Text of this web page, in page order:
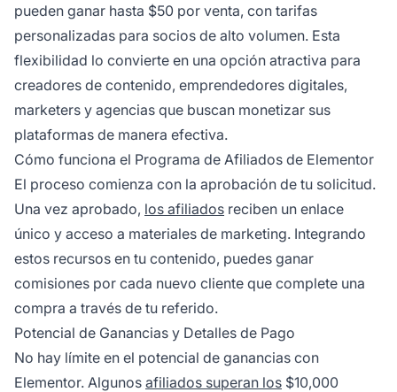
pueden ganar hasta $50 por venta, con tarifas
personalizadas para socios de alto volumen. Esta
flexibilidad lo convierte en una opción atractiva para
creadores de contenido, emprendedores digitales,
marketers y agencias que buscan monetizar sus
plataformas de manera efectiva.
Cómo funciona el Programa de Afiliados de Elementor
El proceso comienza con la aprobación de tu solicitud.
Una vez aprobado, los afiliados reciben un enlace
único y acceso a materiales de marketing. Integrando
estos recursos en tu contenido, puedes ganar
comisiones por cada nuevo cliente que complete una
compra a través de tu referido.
Potencial de Ganancias y Detalles de Pago
No hay límite en el potencial de ganancias con
Elementor. Algunos afiliados superan los $10,000